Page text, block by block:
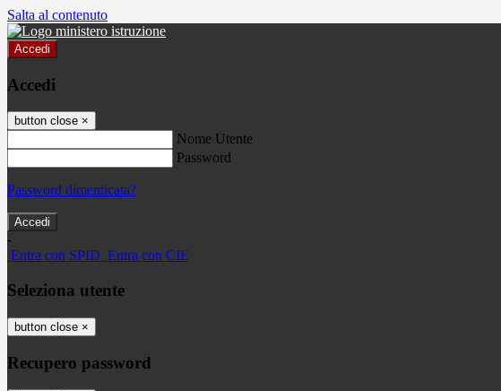
Salta al contenuto
Accedi
Accedi
button close ×
Nome Utente
Password
Password dimenticata?
-
Entra con SPID Entra con CIE
Seleziona utente
button close ×
Recupero password